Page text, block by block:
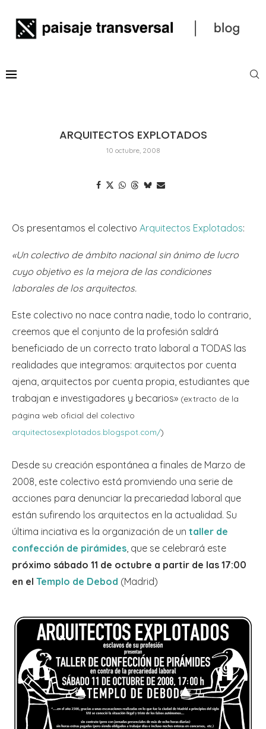
ARQUITECTOS EXPLOTADOS
10 octubre, 2008
Os presentamos el colectivo Arquitectos Explotados:
«Un colectivo de ámbito nacional sin ánimo de lucro
cuyo objetivo es la mejora de las condiciones
laborales de los arquitectos.
Este colectivo no nace contra nadie, todo lo contrario,
creemos que el conjunto de la profesión saldrá
beneficiado de un correcto trato laboral a TODAS las
realidades que integramos: arquitectos por cuenta
ajena, arquitectos por cuenta propia, estudiantes que
trabajan e investigadores y becarios» (extracto de la
página web oficial del colectivo
arquitectosexplotados.blogspot.com/)
Desde su creación espontánea a finales de Marzo de
2008, este colectivo está promviendo una serie de
acciones para denunciar la precariedad laboral que
están sufirendo los arquitectos en la actualidad. Su
última inciativa es la organización de un taller de
confección de pirámides , que se celebrará este
próximo sábado 11 de octubre a partir de las 17:00
en el Templo de Debod (Madrid)